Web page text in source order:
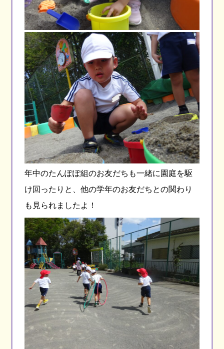
年中のたんぽぽ組のお友だちも一緒に園庭を駆
け回ったりと、他の学年のお友だちとの関わり
も見られましたよ！